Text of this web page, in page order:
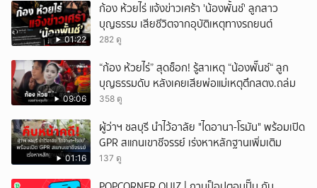
01:22
ก้อง ห้วยไร่ แจ้งข่าวเศร้า 'น้องพั้นช์' ลูกสาว
บุญธรรม เสียชีวิตจากอุบัติเหตุทางรถยนต์
282 ดู
09:06
“ก้อง ห้วยไร่” สุดช็อก! รู้สาเหตุ “น้องพั๊นซ์“ ลูก
บุญธรรมดับ หลังเคยเสียพ่อแม่เหตุตึกสตง.ถล่ม
358 ดู
01:16
ผู้ว่าฯ ชลบุรี นำไว้อาลัย "ไดอานา-โรมัน" พร้อมเปิด
GPR สแกนเขาชีจรรย์ เร่งหาหลักฐานเพิ่มเติม
137 ดู